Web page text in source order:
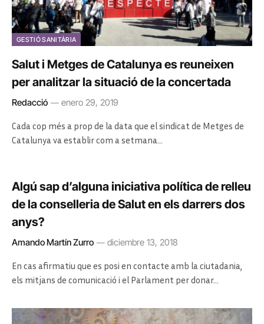
GESTIÓ SANITÀRIA
Salut i Metges de Catalunya es reuneixen
per analitzar la situació de la concertada
Redacció enero 29, 2019
Cada cop més a prop de la data que el sindicat de Metges de
Catalunya va establir com a setmana…
Algú sap d’alguna iniciativa política de relleu
de la conselleria de Salut en els darrers dos
anys?
Amando Martín Zurro diciembre 13, 2018
En cas afirmatiu que es posi en contacte amb la ciutadania,
els mitjans de comunicació i el Parlament per donar…